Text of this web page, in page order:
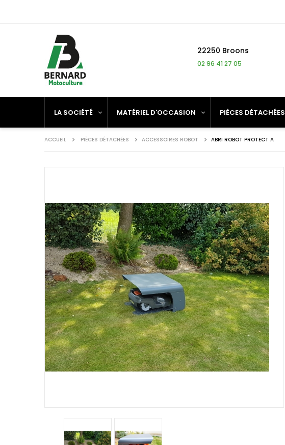
22250 Broons
02 96 41 27 05
LA SOCIÉTÉ MATÉRIEL D'OCCASION PIÈCES DÉTACHÉES
ACCUEIL PIÈCES DÉTACHÉES ACCESSOIRES ROBOT ABRI ROBOT PROTECT A